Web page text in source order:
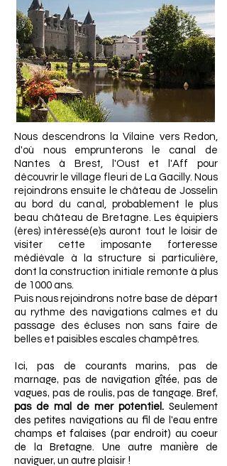
Nous descendrons la Vilaine vers Redon,
d'où nous emprunterons le canal de
Nantes à Brest, l'Oust et l'Aff pour
découvrir le village fleuri de La Gacilly. Nous
rejoindrons ensuite le château de Josselin
au bord du canal, probablement le plus
beau château de Bretagne. Les équipiers
(ères) intéressé(e)s auront tout le loisir de
visiter cette imposante forteresse
médiévale à la structure si particulière,
dont la construction initiale remonte à plus
de 1000 ans.
Puis nous rejoindrons notre base de départ
au rythme des navigations calmes et du
passage des écluses non sans faire de
belles et paisibles escales champêtres.
Ici, pas de courants marins, pas de
marnage, pas de navigation gîtée, pas de
vagues, pas de roulis, pas de tangage. Bref,
pas de mal de mer potentiel. Seulement
des petites navigations au fil de l'eau entre
champs et falaises (par endroit) au coeur
de la Bretagne. Une autre manière de
naviguer, un autre plaisir !